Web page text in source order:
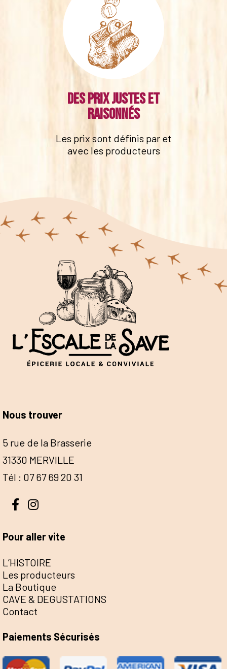
Des prix justes et
raisonnés
Les prix sont définis par et
avec les producteurs
Nous trouver
5 rue de la Brasserie
31330 MERVILLE
Tél : 07 67 69 20 31
Pour aller vite
L’HISTOIRE
Les producteurs
La Boutique
CAVE & DEGUSTATIONS
Contact
Paiements Sécurisés